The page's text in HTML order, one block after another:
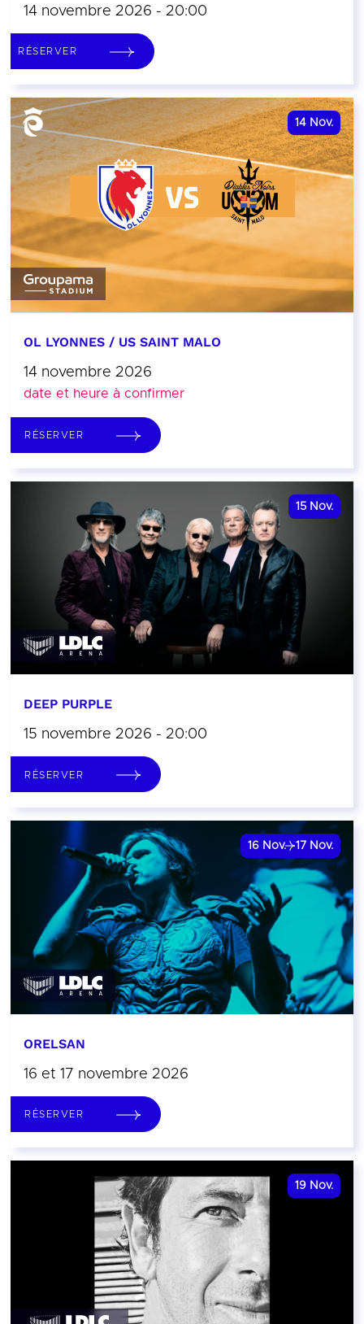
14 novembre 2026 - 20:00
RÉSERVER
14 Nov.
OL LYONNES / US SAINT MALO
14 novembre 2026
date et heure à confirmer
RÉSERVER
15 Nov.
DEEP PURPLE
15 novembre 2026 - 20:00
RÉSERVER
16 Nov. 17 Nov.
ORELSAN
16 et 17 novembre 2026
RÉSERVER
19 Nov.